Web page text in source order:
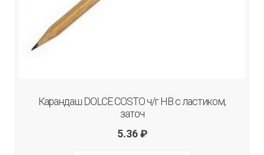
Карандаш DOLCE COSTO ч/г НВ с ластиком,
заточ
5.36 ₽